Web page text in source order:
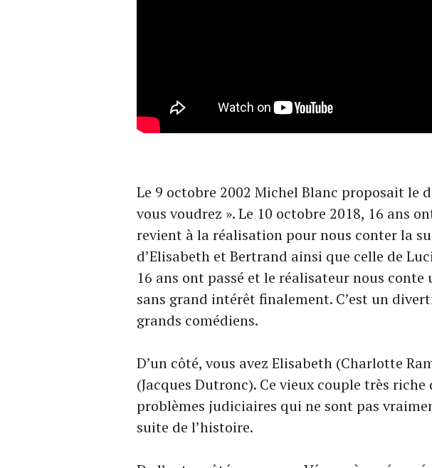
Le 9 octobre 2002 Michel Blanc proposait le
vous voudrez ». Le 10 octobre 2018, 16 ans
revient à la réalisation pour nous conter la
d’Elisabeth et Bertrand ainsi que celle de
16 ans ont passé et le réalisateur nous
sans grand intérêt finalement. C’est un
grands comédiens.
D’un côté, vous avez Elisabeth (Charlotte
(Jacques Dutronc). Ce vieux couple très
problèmes judiciaires qui ne sont pas
suite de l’histoire.